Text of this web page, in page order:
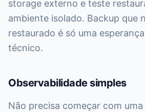
storage externo e teste
ambiente isolado. Backup que
restaurado é só uma
técnico.
Observabilidade simples
Não precisa começar com